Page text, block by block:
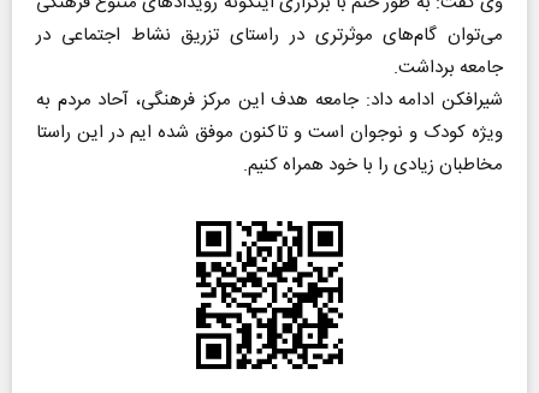
می‌توان گام‌های موثرتری در راستای تزریق نشاط اجتماعی در
جامعه برداشت.
شیرافکن ادامه داد: جامعه هدف این مرکز فرهنگی، آحاد مردم به
ویژه کودک و نوجوان است و تاکنون موفق شده ایم در این راستا
مخاطبان زیادی را با خود همراه کنیم.